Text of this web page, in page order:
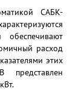
САБК-
расход
этих